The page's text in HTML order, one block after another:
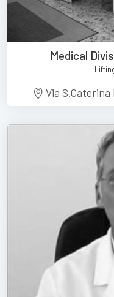
Medical
Via S.Caterina